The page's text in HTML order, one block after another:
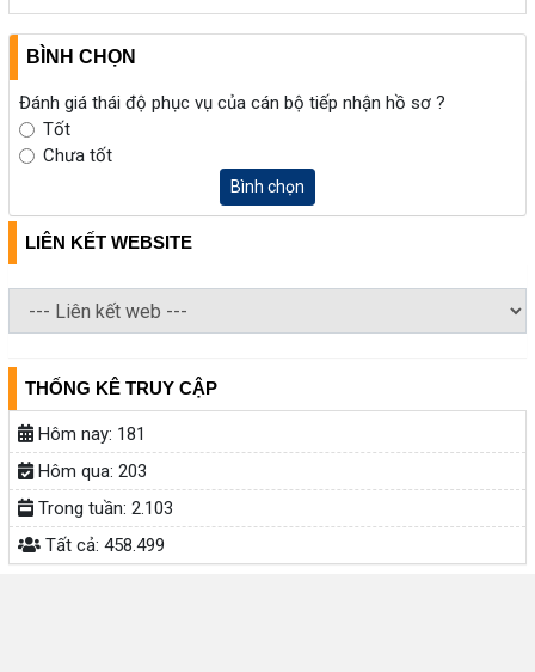
BÌNH CHỌN
Đánh giá thái độ phục vụ của cán bộ tiếp nhận hồ sơ ?
Tốt
Chưa tốt
Bình chọn
LIÊN KẾT WEBSITE
THỐNG KÊ TRUY CẬP
Hôm nay: 181
Hôm qua: 203
Trong tuần: 2.103
Tất cả: 458.499